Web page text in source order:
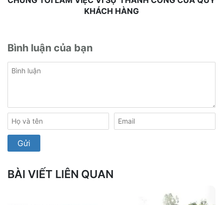
KHÁCH HÀNG
Bình luận của bạn
BÀI VIẾT LIÊN QUAN